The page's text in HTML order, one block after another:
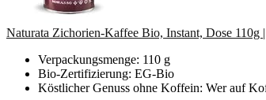
Naturata Zichorien-Kaffee Bio, Instant, Dose
Verpackungsmenge: 110 g
Bio-Zertifizierung: EG-Bio
Köstlicher Genuss ohne Koffein: Wer auf